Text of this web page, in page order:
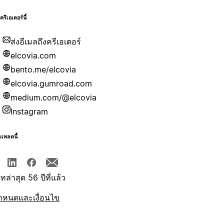
รีเอเตอร์นี้
ส่งอีเมลถึงครีเอเตอร์
elcovia.com
bento.me/elcovia
elcovia.gumroad.com
medium.com/@elcovia
Instagram
เพลตนี้
ทล่าสุด 56 ปีที่แล้ว
นดและเงื่อนไข